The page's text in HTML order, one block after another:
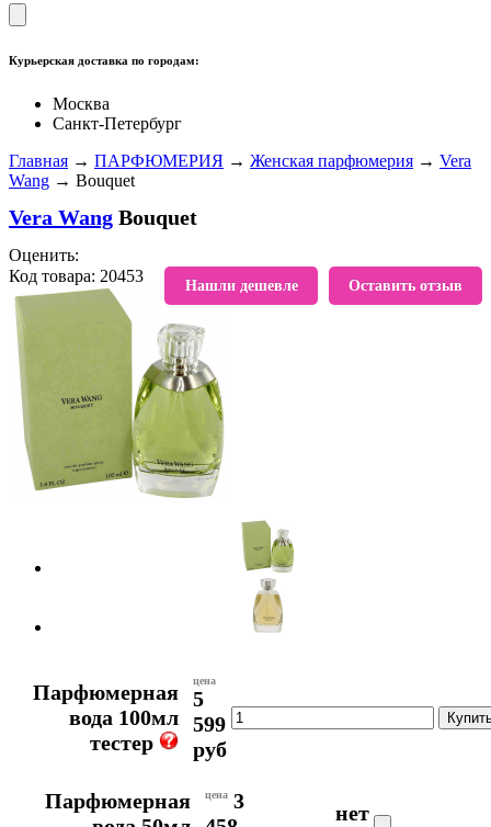
Курьерская доставка по городам:
Москва
Санкт-Петербург
Главная → ПАРФЮМЕРИЯ → Женская парфюмерия → Vera
Wang → Bouquet
Vera Wang Bouquet
Оставить отзыв
Нашли дешевле
Оценить:
Код товара: 20453
В избранное
Парфюмерная
вода 100мл
тестер
цена
5
599
руб
Парфюмерная
цена 3
нет